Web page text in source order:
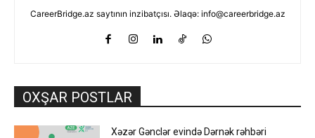
CareerBridge.az saytının inzibatçısı. Əlaqə: info@careerbridge.az
OXŞAR POSTLAR
Xəzər Gənclər evində Dərnək rəhbəri